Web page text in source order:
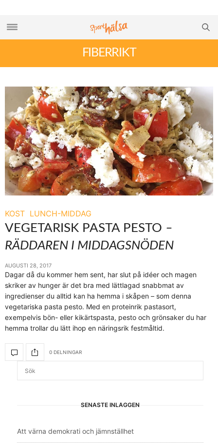
FIBERRIKT
KOST LUNCH-MIDDAG
VEGETARISK PASTA PESTO –
RÄDDAREN I MIDDAGSNÖDEN
AUGUSTI 28, 2017
Dagar då du kommer hem sent, har slut på idéer och magen
skriker av hunger är det bra med lättlagad snabbmat av
ingredienser du alltid kan ha hemma i skåpen – som denna
vegetariska pasta pesto. Med en proteinrik pastasort,
exempelvis bön- eller kikärtspasta, pesto och grönsaker du har
hemma trollar du lätt ihop en näringsrik festmåltid.
0 DELNINGAR
SENASTE INLÄGGEN
Att värna demokrati och jämnställhet